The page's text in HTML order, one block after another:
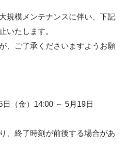
規模メンテナンスに伴い、下記
いたします。
、ご了承くださいますようお願
（金）14:00 ～ 5月19日
、終了時刻が前後する場合があ